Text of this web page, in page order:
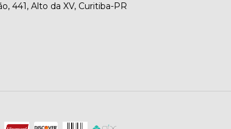
441, Alto da XV, Curitiba-PR